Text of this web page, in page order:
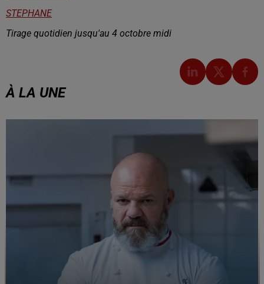
STEPHANE
Tirage quotidien jusqu'au 4 octobre midi
À LA UNE